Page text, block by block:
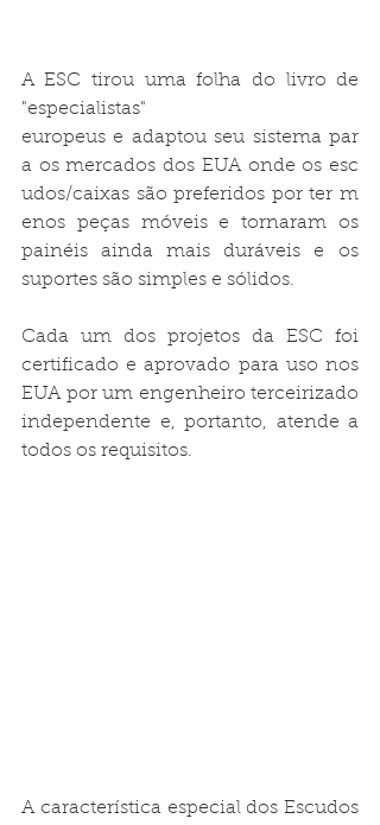
A ESC tirou uma folha do livro de
"especialistas"
europeus e adaptou seu sistema par
a os mercados dos EUA onde os esc
udos/caixas são preferidos por ter m
enos peças móveis e tornaram os
painéis ainda mais duráveis ​​e os
suportes são simples e sólidos.
Cada um dos projetos da ESC foi
certificado e aprovado para uso nos
EUA por um engenheiro terceirizado
independente e, portanto, atende a
todos os requisitos.
A característica especial dos Escudos